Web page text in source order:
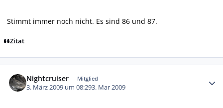
Stimmt immer noch nicht. Es sind 86 und 87.
Zitat
Nightcruiser Mitglied
3. März 2009 um 08:293. Mar 2009